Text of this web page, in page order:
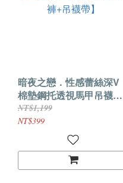
暗夜之戀．性感蕾絲深V
棉墊鋼托透視馬甲吊襪帶
套裝-紫色【吊帶馬甲+T褲
+吊襪帶】
NT$1,199
NT$399